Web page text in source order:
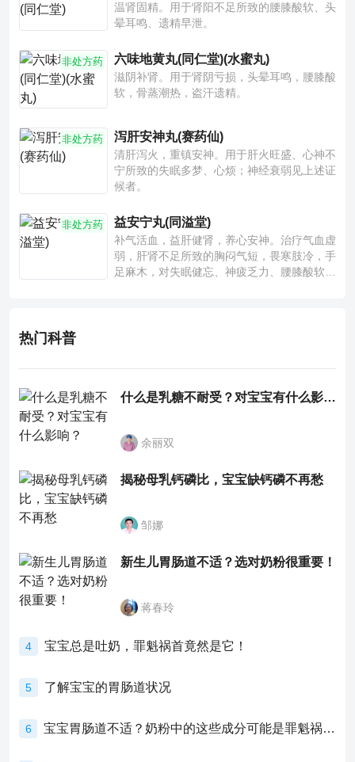
温肾固精。用于肾阳不足所致的腰膝酸软、头
晕耳鸣、遗精早泄。
非处方药 六味地黄丸(同仁堂)(水蜜丸)
滋阴补肾。用于肾阴亏损，头晕耳鸣，腰膝酸
软，骨蒸潮热，盗汗遗精。
非处方药 泻肝安神丸(赛药仙)
清肝泻火，重镇安神。用于肝火旺盛、心神不
宁所致的失眠多梦、心烦；神经衰弱见上述证
候者。
非处方药 益安宁丸(同溢堂)
补气活血，益肝健肾，养心安神。治疗气血虚
弱，肝肾不足所致的胸闷气短，畏寒肢冷，手
足麻木，对失眠健忘、神疲乏力、腰膝酸软也
热门科普
什么是乳糖不耐受？对宝宝有什么影响？
余丽双
揭秘母乳钙磷比，宝宝缺钙磷不再愁
邹娜
新生儿胃肠道不适？选对奶粉很重要！
蒋春玲
4 宝宝总是吐奶，罪魁祸首竟然是它！
5 了解宝宝的胃肠道状况
6 宝宝胃肠道不适？奶粉中的这些成分可能是罪魁祸首！